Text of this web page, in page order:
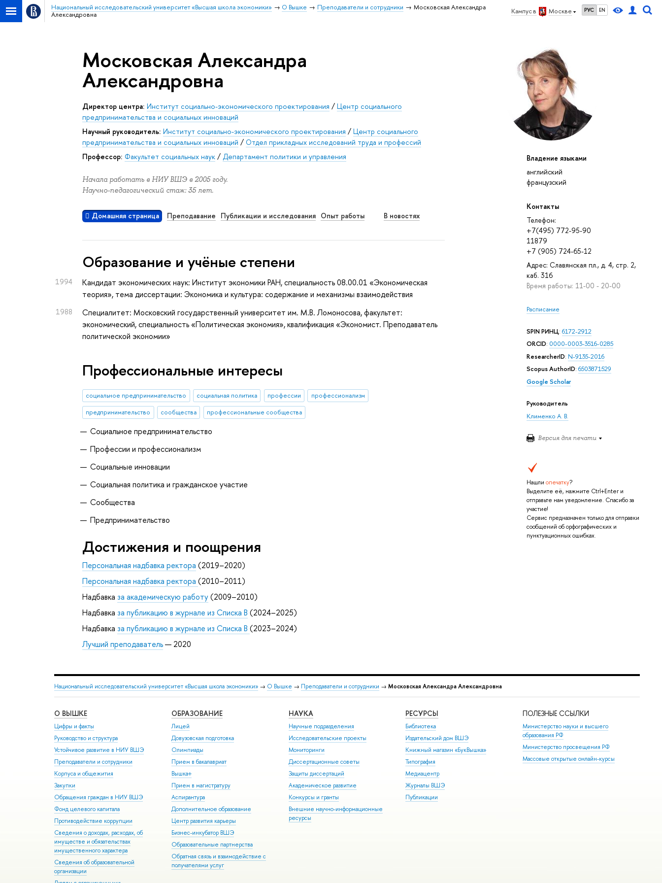
Кампус в Москве РУС EN
Национальный исследовательский университет «Высшая школа экономики» О Вышке Преподаватели и сотрудники
Московская Александра
Александровна
Владение языками
английский
французский
Контакты
Телефон:
+7(495) 772-95-90
11879
+7 (905) 724-65-12
Адрес: Славянская пл., д. 4, стр. 2,
каб. 316
Время работы: 11-00 - 20-00
Расписание
SPIN РИНЦ: 6172-2912
ORCID: 0000-0003-3516-0285
ResearcherID: N-9135-2016
Scopus AuthorID: 6503871529
Google Scholar
Руководитель
Клименко А. В.
Версия для печати
Нашли опечатку?
Выделите её, нажмите Ctrl+Enter и
отправьте нам уведомление. Спасибо за
участие!
Сервис предназначен только для отправки
сообщений об орфографических и
пунктуационных ошибках.
Московская Александра
Александровна
Директор центра: Институт социально-экономического проектирования /Центр социального
предпринимательства и социальных инноваций
Научный руководитель: Институт социально-экономического проектирования /Центр социального
предпринимательства и социальных инноваций / Отдел прикладных исследований труда и профессий
Профессор: Факультет социальных наук /Департамент политики и управления
Начала работать в НИУ ВШЭ в 2005 году.
Научно-педагогический стаж: 35 лет.
Домашняя страница Преподавание Публикации и исследования Опыт работы В новостях
Oбразование и учёные степени
1994
Кандидат экономических наук: Институт экономики РАН, специальность 08.00.01 «Экономическая
теория», тема диссертации: Экономика и культура: содержание и механизмы взаимодействия
1988
Специалитет: Московский государственный университет им. М.В. Ломоносова, факультет:
экономический, специальность «Политическая экономия», квалификация «Экономист. Преподаватель
политической экономии»
Профессиональные интересы
социальное предпринимательство социальная политика профессии
профессионализм
предпринимательство
сообщества профессиональные сообщества
Социальное предпринимательство
Профессии и профессионализм
Социальные инновации
Социальная политика и гражданское участие
Сообщества
Предпринимательство
Достижения и поощрения
Персональная надбавка ректора (2019–2020)
Персональная надбавка ректора(2010–2011)
Надбавка за академическую работу(2009–2010)
Надбавка за публикацию в журнале из Списка B (2024–2025)
Надбавка за публикацию в журнале из Списка B(2023–2024)
Лучший преподаватель— 2020
Национальный исследовательский университет «Высшая школа экономики» → О Вышке → Преподаватели и сотрудники → Московская Александра Александровна
О ВЫШКЕ
Цифры и факты
Руководство и структура
Устойчивое развитие в НИУ ВШЭ
Преподаватели и сотрудники
Корпуса и общежития
Закупки
Обращения граждан в НИУ ВШЭ
Фонд целевого капитала
Противодействие коррупции
Сведения о доходах, расходах, об
имуществе и обязательствах
имущественного характера
Сведения об образовательной
организации
ОБРАЗОВАНИЕ
Лицей
Довузовская подготовка
Олимпиады
Прием в бакалавриат
Вышка+
Прием в магистратуру
Аспирантура
Дополнительное образование
Центр развития карьеры
Бизнес-инкубатор ВШЭ
Образовательные партнерства
Обратная связь и взаимодействие с
получателями услуг
НАУКА
Научные подразделения
Исследовательские проекты
Мониторинги
Диссертационные советы
Защиты диссертаций
Академическое развитие
Конкурсы и гранты
Внешние научно-информационные
ресурсы
РЕСУРСЫ
Библиотека
Издательский дом ВШЭ
Книжный магазин «БукВышка»
Типография
Медиацентр
Журналы ВШЭ
Публикации
ПОЛЕЗНЫЕ ССЫЛКИ
Министерство науки и высшего
образования РФ
Министерство просвещения РФ
Массовые открытые онлайн-курсы